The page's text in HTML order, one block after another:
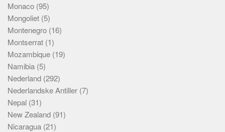
Monaco (95)
Mongoliet (5)
Montenegro (16)
Montserrat (1)
Mozambique (19)
Namibia (5)
Nederland (292)
Nederlandske Antiller (7)
Nepal (31)
New Zealand (91)
Nicaragua (21)